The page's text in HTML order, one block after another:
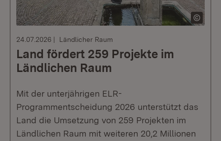
24.07.2026 Ländlicher Raum
Land fördert 259 Projekte im
Ländlichen Raum
Mit der unterjährigen ELR-
Programmentscheidung 2026 unterstützt das
Land die Umsetzung von 259 Projekten im
Ländlichen Raum mit weiteren 20,2 Millionen